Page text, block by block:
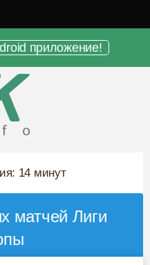
приложение!
14 минут
матчей Лиги